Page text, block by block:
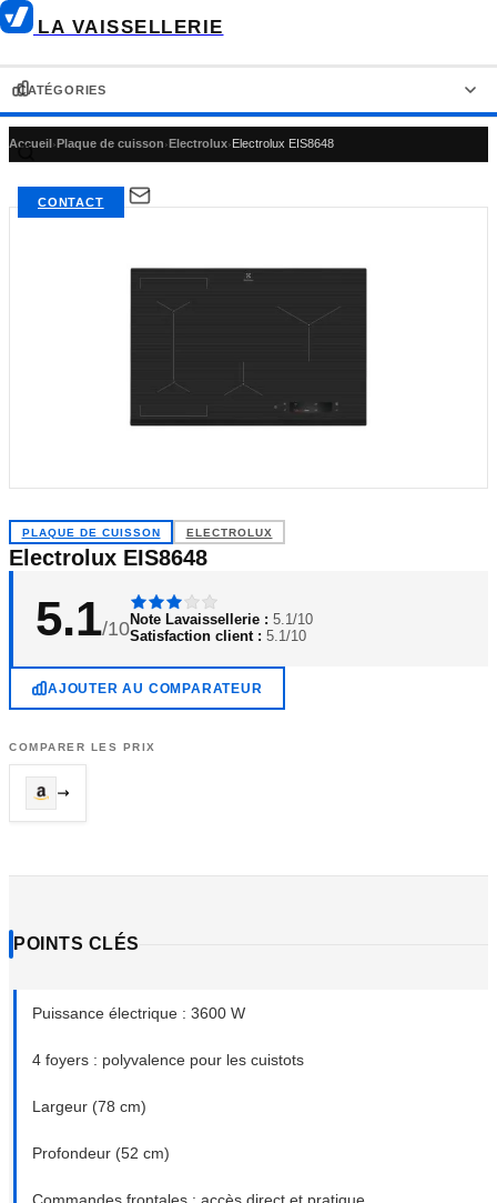
LA VAISSELLERIE
CONTACT
CATÉGORIES
LAVE-VAISSELLE RÉFRIGÉRATEUR-CONGÉLATEUR
CONGÉLATEUR
Accueil›Plaque de cuisson›Electrolux›Electrolux EIS8648
PLAQUE DE CUISSON ELECTROLUX
Electrolux EIS8648
5.1/10Note Lavaissellerie : 5.1/10
Satisfaction client : 5.1/10
AJOUTER AU COMPARATEUR
COMPARER LES PRIX
POINTS CLÉS
Puissance électrique : 3600 W
4 foyers : polyvalence pour les cuistots
Largeur (78 cm)
Profondeur (52 cm)